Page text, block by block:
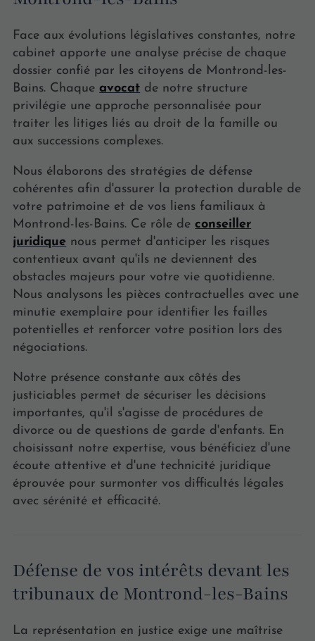
Face aux évolutions législatives constantes, notre
cabinet apporte une analyse précise de chaque
dossier confié par les citoyens de Montrond-les-
Bains. Chaqueavocat de notre structure
privilégie une approche personnalisée pour
traiter les litiges liés au droit de la famille ou
aux successions complexes.
Nous élaborons des stratégies de défense
cohérentes afin d'assurer la protection durable de
votre patrimoine et de vos liens familiaux à
Montrond-les-Bains. Ce rôle deconseiller
juridique nous permet d'anticiper les risques
contentieux avant qu'ils ne deviennent des
obstacles majeurs pour votre vie quotidienne.
Nous analysons les pièces contractuelles avec une
minutie exemplaire pour identifier les failles
potentielles et renforcer votre position lors des
négociations.
Notre présence constante aux côtés des
justiciables permet de sécuriser les décisions
importantes, qu'il s'agisse de procédures de
divorce ou de questions de garde d'enfants. En
choisissant notre expertise, vous bénéficiez d'une
écoute attentive et d'une technicité juridique
éprouvée pour surmonter vos difficultés légales
avec sérénité et efficacité.
Défense de vos intérêts devant les
tribunaux de Montrond-les-Bains
La représentation en justice exige une maîtrise